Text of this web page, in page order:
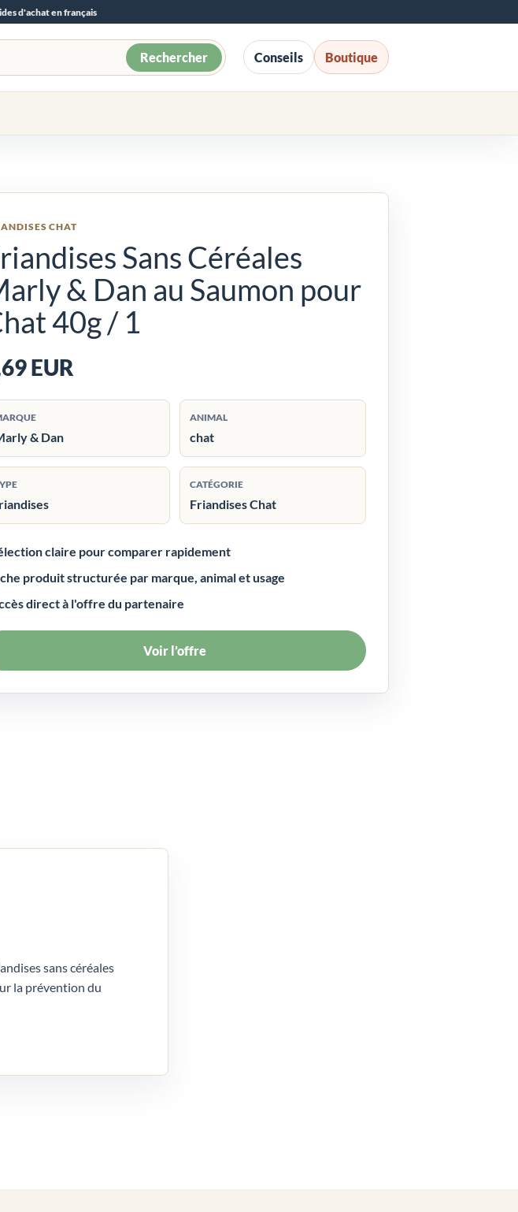
d'achat en français
Rechercher Conseils Boutique
CHAT
Sans Céréales
& Dan au Saumon pour
40g / 1
EUR
& Dan
ANIMAL
chat
CATÉGORIE
Friandises Chat
claire pour comparer rapidement
produit structurée par marque, animal et usage
direct à l'offre du partenaire
Voir l’offre
sans céréales
la prévention du